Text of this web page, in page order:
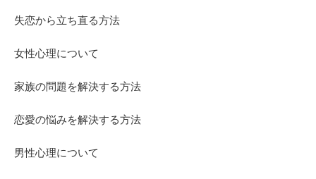
失恋から立ち直る方法
女性心理について
家族の問題を解決する方法
恋愛の悩みを解決する方法
男性心理について